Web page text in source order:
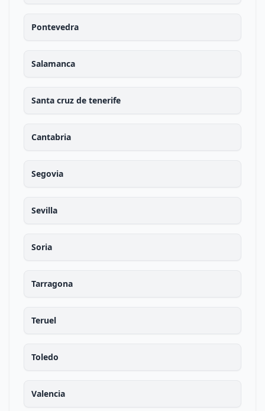
Pontevedra
Salamanca
Santa cruz de tenerife
Cantabria
Segovia
Sevilla
Soria
Tarragona
Teruel
Toledo
Valencia